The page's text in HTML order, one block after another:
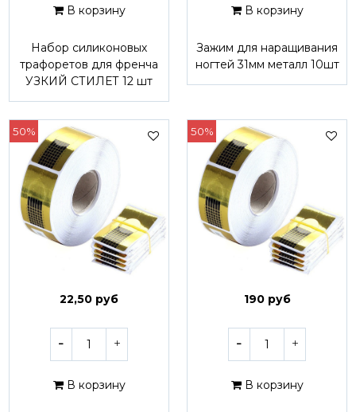
В корзину
Набор силиконовых
трафоретов для френча
УЗКИЙ СТИЛЕТ 12 шт
В корзину
Зажим для наращивания
ногтей 31мм металл 10шт
50%
22,50 руб
В корзину
50%
190 руб
В корзину